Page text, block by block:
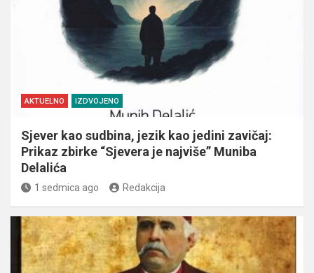
AKTUELNO IZDVOJENO
Sjever kao sudbina, jezik kao jedini zavičaj:
Prikaz zbirke “Sjevera je najviše” Muniba
Delalića
1 sedmica ago Redakcija